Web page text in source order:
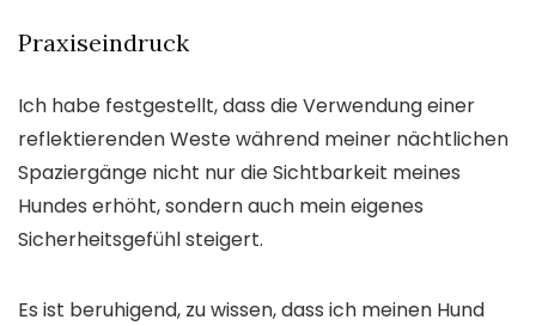
Praxiseindruck
Ich habe festgestellt, dass die Verwendung einer
reflektierenden Weste während meiner nächtlichen
Spaziergänge nicht nur die Sichtbarkeit meines
Hundes erhöht, sondern auch mein eigenes
Sicherheitsgefühl steigert.
Es ist beruhigend, zu wissen, dass ich meinen Hund